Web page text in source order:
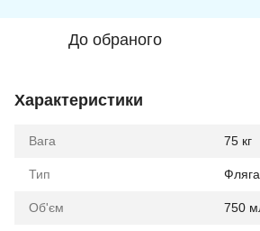
До обраного
Характеристики
Вага 75 кг
Тип Фляга
Об'єм 750